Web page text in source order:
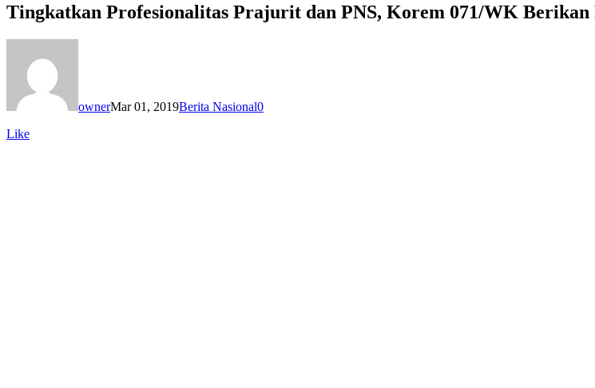
Tingkatkan Profesionalitas Prajurit dan PNS, Korem 071/WK
ownerMar 01, 2019Berita Nasional0
Like